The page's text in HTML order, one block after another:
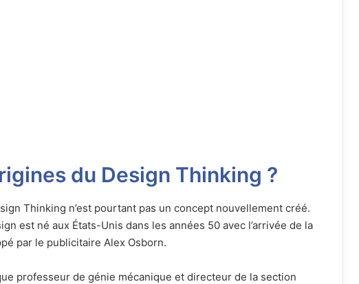
du Design Thinking ?
Thinking n’est pourtant pas un concept nouvellement créé.
est né aux États-Unis dans les années 50 avec l’arrivée de la
par le publicitaire Alex Osborn.
professeur de génie mécanique et directeur de la section